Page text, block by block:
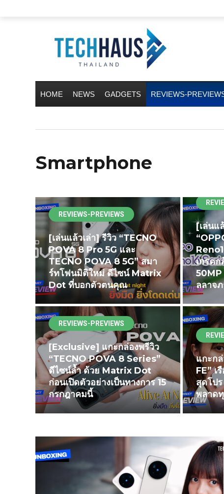
HOME NEWS GADGETS REVIEWS-
Smartphone
REVIEWS-PREVIEWS
[เล่นแล้วเล่า] รีวิว “TECNO
POVA 8 Pro 5G และ
TECNO POVA 8 5G” สมา
ร์ทโฟนมิติใหม่ ดีไซน์ Matrix
Dot ที่บอกตัวตนคุณ
REVIEWS-PREVIEWS
[Exclusive] แกะกล่องพรีวิว
“TECNO POVA 8 Series”
ดีไซน์ล้ำ ด้วย Matrix Dot
ก่อนเปิดตัวอย่างเป็นทางการ 15
กรกฎาคมนี้
[เล่นแ
เกรดก
50MP
ลลาจ
แกะก
FE” เ
สุดโปร
พลาด